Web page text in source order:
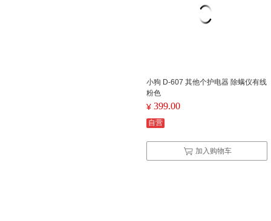
小狗 D-607 其他个护电器 除螨仪有线
粉色
¥ 399.00
自营
加入购物车